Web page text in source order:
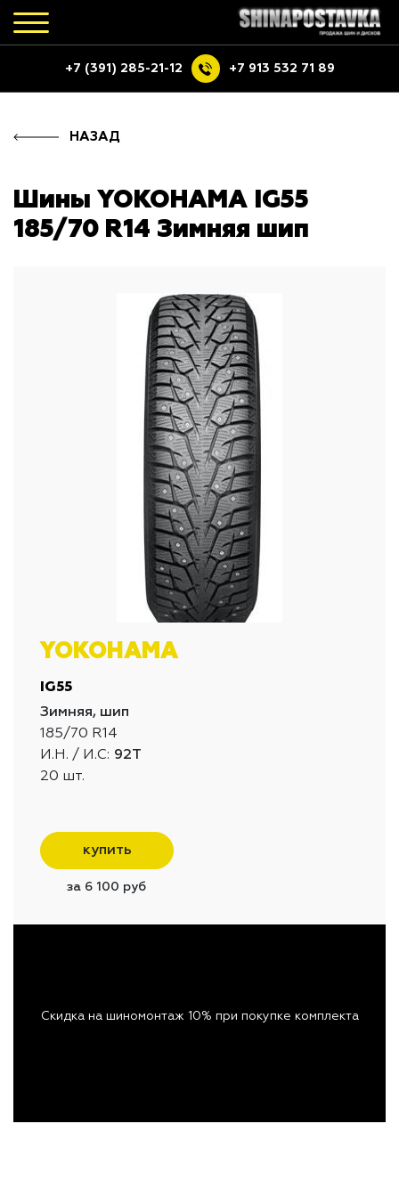
+7 (391) 285-21-12 +7 913 532 71 89
НАЗАД
Шины YOKOHAMA IG55
185/70 R14 Зимняя шип
YOKOHAMA
IG55
Зимняя, шип
185/70 R14
И.Н. / И.С: 92T
20 шт.
купить
за 6 100 руб
Скидка на шиномонтаж 10% при покупке комплекта